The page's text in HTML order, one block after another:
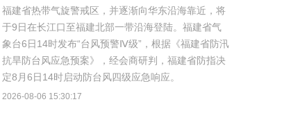
福建省热带气旋警戒区，并逐渐向华东沿海靠近，将
于9日在长江口至福建北部一带沿海登陆。福建省气
象台6日14时发布“台风预警Ⅳ级”，根据《福建省防汛
抗旱防台风应急预案》，经会商研判，福建省防指决
定8月6日14时启动防台风四级应急响应。
2026-08-06 15:30:17